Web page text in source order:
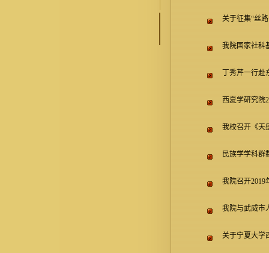
关于征集“丝
我院国家社科
丁秀芹一行
西夏学研究院
我校召开《天
民族学学科群
我院召开2019
我院与武威市
关于宁夏大学